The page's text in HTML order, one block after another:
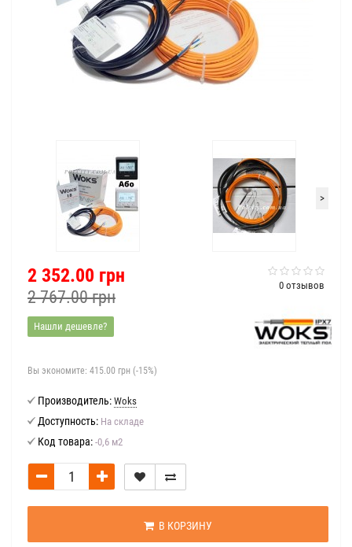
>
0 отзывов
2 352.00 грн
2 767.00 грн
Нашли дешевле?
Вы экономите: 415.00 грн (-15%)
Производитель: Woks
Доступность: На складе
Код товара: -0,6 м2
В КОРЗИНУ